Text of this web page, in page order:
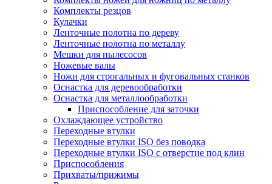
Комплекты резцов
Кулачки
Ленточные полотна по дереву
Ленточные полотна по металлу
Мешки для пылесосов
Ножевые валы
Ножи для строгальных и фуговальных станков
Оснастка для деревообработки
Оснастка для металлообработки
Приспособление для заточки
Охлаждающее устройство
Переходные втулки
Переходные втулки ISO без поводка
Переходные втулки ISO с отверстие под клин
Приспособления
Прихваты/прижимы